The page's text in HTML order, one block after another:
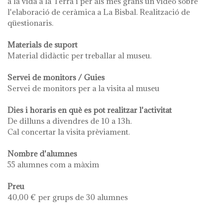
l'elaboració de ceràmica a La Bisbal. Realització de
qüestionaris.
Materials de suport
Material didàctic per treballar al museu.
Servei de monitors / Guies
Servei de monitors per a la visita al museu
Dies i horaris en què es pot realitzar l'activitat
De dilluns a divendres de 10 a 13h.
Cal concertar la visita prèviament.
Nombre d'alumnes
55 alumnes com a màxim
Preu
40,00 € per grups de 30 alumnes